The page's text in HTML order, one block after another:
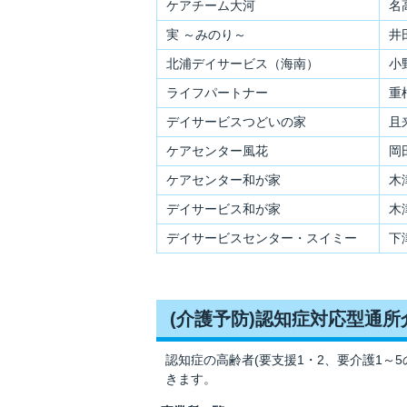
ケアチーム大河
名
実 ～みのり～
井
北浦デイサービス（海南）
小
ライフパートナー
重
デイサービスつどいの家
且
ケアセンター風花
岡
ケアセンター和が家
木
デイサービス和が家
木
デイサービスセンター・スイミー
下
(介護予防)認知症対応型通所
認知症の高齢者(要支援1・2、要介護1～
きます。